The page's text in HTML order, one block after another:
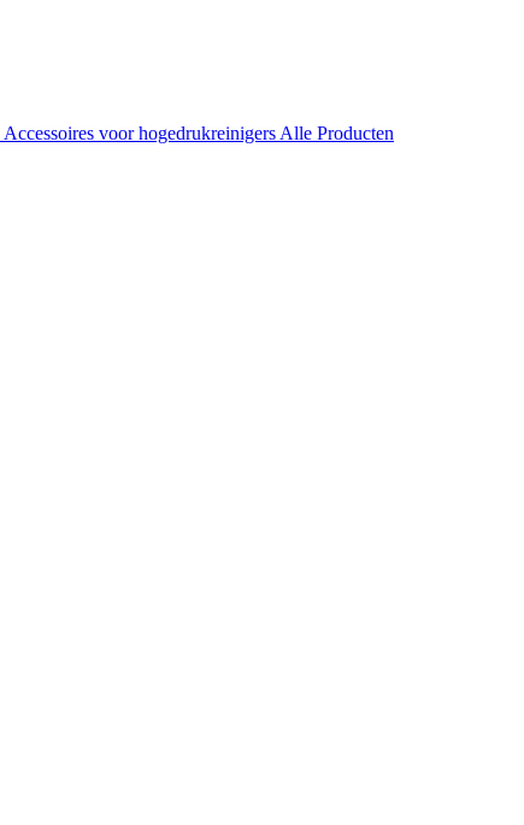
Accessoires voor hogedrukreinigers Alle Producten